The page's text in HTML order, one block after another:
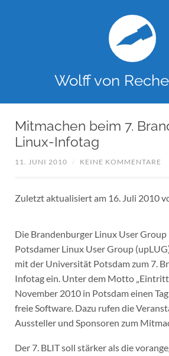
Wolff von
Mitmachen beim 7.
Linux-Infotag
11. JUNI 2010 / KEINE KOMMENTARE
Zuletzt aktualisiert am 16. Juli 2010
Die Brandenburger Linux User
Potsdamer Linux User Group
mit der Universität Potsdam zum 7.
Infotag ein. Unter dem Motto „Eintritt
November 2010 in Potsdam einen
freie Software. Dazu rufen die
Aussteller und Sponsoren zum
Der 7. BLIT soll stärker als die